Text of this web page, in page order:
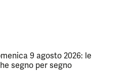
9 agosto 2026: le
segno per segno